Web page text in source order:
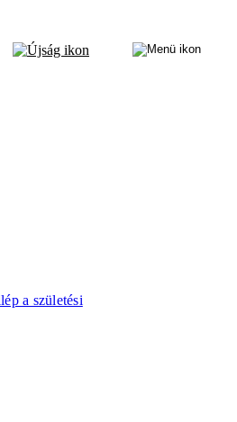
a születési